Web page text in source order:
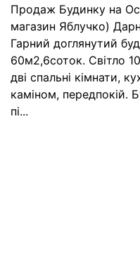
Продаж Будинку на
магазин Яблучко)
Гарний доглянутий
60м2,6соток. Світло
дві спальні кімнати,
каміном, передпокій.
пі...